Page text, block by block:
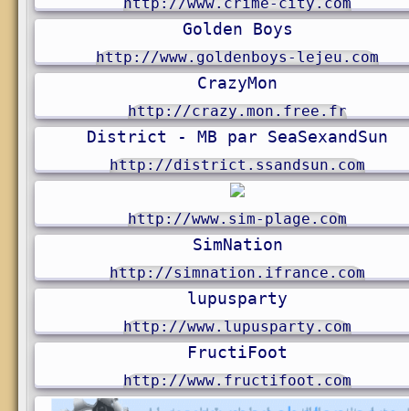
Golden Boys
http://www.goldenboys-lejeu.com
CrazyMon
http://crazy.mon.free.fr
District - MB par SeaSexandSun
http://district.ssandsun.com
http://www.sim-plage.com
SimNation
http://simnation.ifrance.com
lupusparty
http://www.lupusparty.com
FructiFoot
http://www.fructifoot.com